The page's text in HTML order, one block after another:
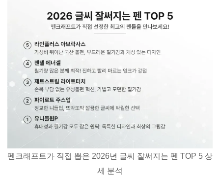
펜크래프트가 직접 뽑은 2026년 글씨 잘써지는 펜 TOP 5 상
세 분석